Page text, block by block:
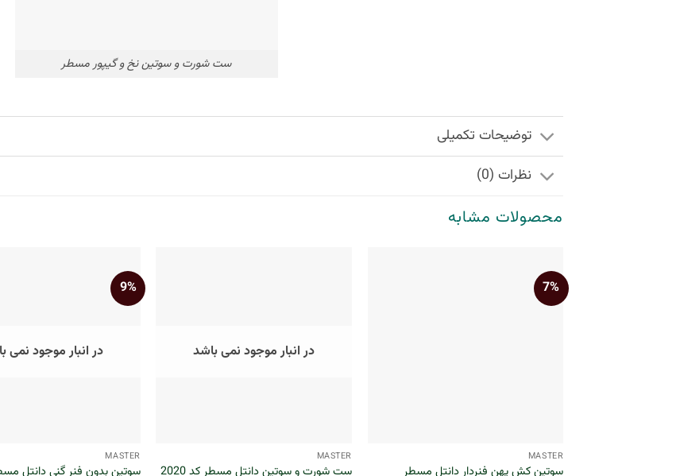
ست شورت و سوتین نخ و گیپور مسطر
توضیحات تکمیلی
نظرات (0)
محصولات مشابه
7%
MASTER
سوتین کش پهن فنردار دانتل مسطر
در انبار موجود نمی باشد
MASTER
ست شورت و سوتین دانتل مسطر کد 2020
9%
در انبار موجود نمی
MASTER
سوتین بدون فنر گنی دانتل مسطر